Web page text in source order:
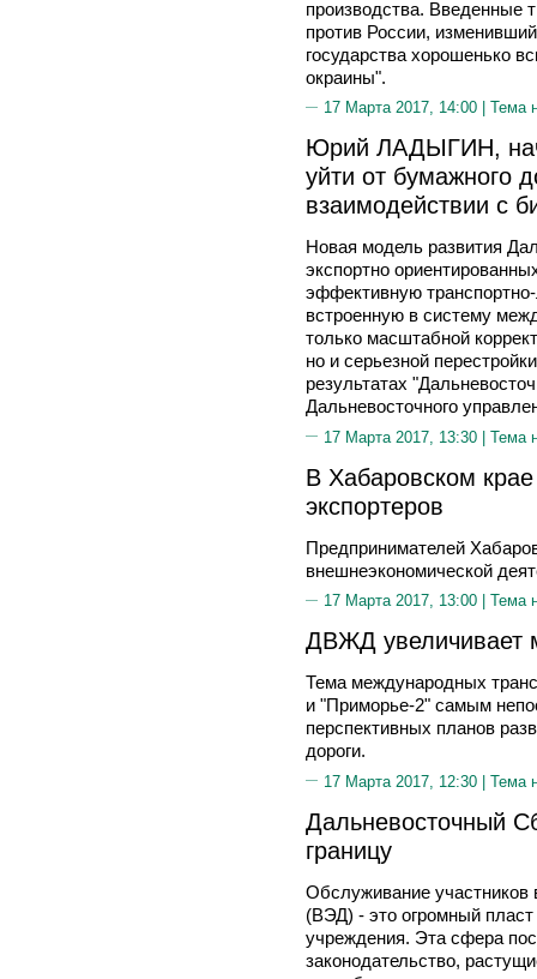
производства. Введенные
против России,
государства хорошенько
окраины".
17 Марта 2017, 14:00 | Тема
Юрий ЛАДЫГИН,
уйти от бумажного
взаимодействии с
Новая модель развития
экспортно
эффективную
встроенную в систему
только масштабной
но и серьезной
результатах
Дальневосточного
17 Марта 2017, 13:30 | Тема
В Хабаровском
экспортеров
Предпринимателей
внешнеэкономической
17 Марта 2017, 13:00 | Тема
ДВЖД увеличивает
Тема международных
и "Приморье-2" самым
перспективных планов
дороги.
17 Марта 2017, 12:30 | Тема
Дальневосточный
границу
Обслуживание участников
(ВЭД) - это огромный
учреждения. Эта сфера
законодательство,